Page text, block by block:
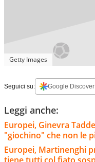
Getty Images
Seguici su: Google Discover
Leggi anche:
Europei, Ginevra
"giochino" che non le
Europei, Martinenghi